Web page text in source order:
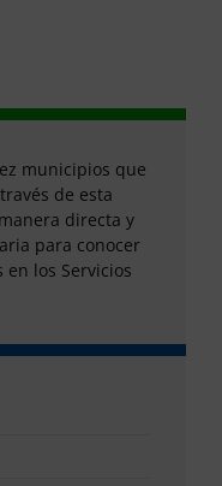
municipios que
de esta
directa y
para conocer
en los Servicios